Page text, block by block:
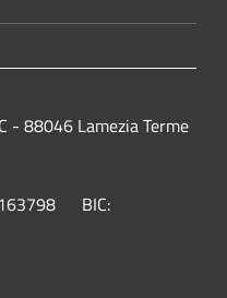
- 88046 Lamezia Terme
BIC: